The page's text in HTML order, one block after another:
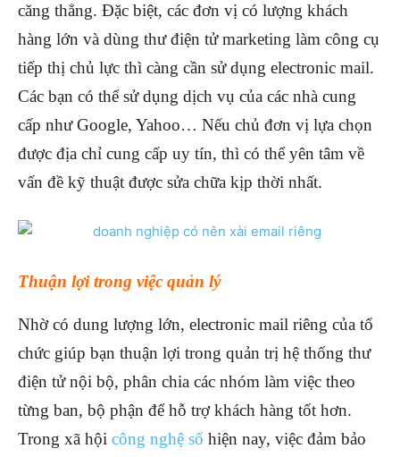
căng thẳng. Đặc biệt, các đơn vị có lượng khách
hàng lớn và dùng thư điện tử marketing làm công cụ
tiếp thị chủ lực thì càng cần sử dụng electronic mail.
Các bạn có thể sử dụng dịch vụ của các nhà cung
cấp như Google, Yahoo… Nếu chủ đơn vị lựa chọn
được địa chỉ cung cấp uy tín, thì có thể yên tâm về
vấn đề kỹ thuật được sửa chữa kịp thời nhất.
Thuận lợi trong việc quản lý
Nhờ có dung lượng lớn, electronic mail riêng của tổ
chức giúp bạn thuận lợi trong quản trị hệ thống thư
điện tử nội bộ, phân chia các nhóm làm việc theo
từng ban, bộ phận để hỗ trợ khách hàng tốt hơn.
Trong xã hội công nghệ số hiện nay, việc đảm bảo